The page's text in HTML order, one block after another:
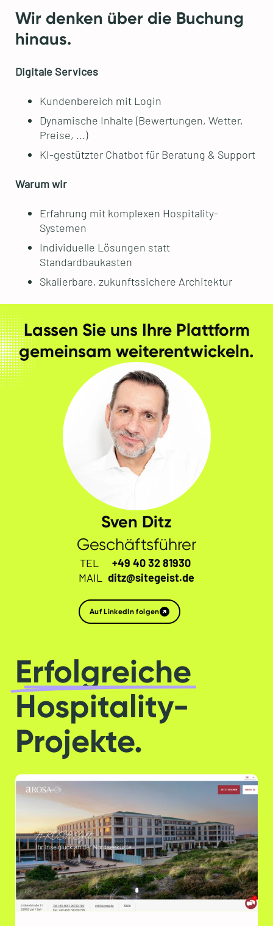
Wir denken über die Buchung
hinaus.
Digitale Services
Kundenbereich mit Login
Dynamische Inhalte (Bewertungen, Wetter,
Preise, ...)
KI-gestützter Chatbot für Beratung & Support
Warum wir
Erfahrung mit komplexen Hospitality-
Systemen
Individuelle Lösungen statt
Standardbaukasten
Skalierbare, zukunftssichere Architektur
Lassen Sie uns Ihre Plattform
gemeinsam weiterentwickeln.
Sven Ditz
Geschäftsführer
TEL
+49 40 32 81930
MAIL
ditz@sitegeist.de
Auf LinkedIn folgen
Erfolgreiche
Hospitality-
Projekte.